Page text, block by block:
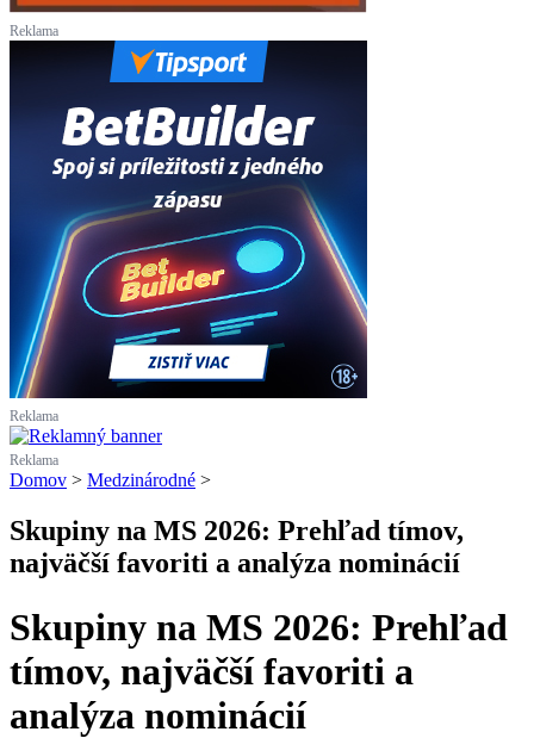
Reklama
Reklama
Reklama
Domov > Medzinárodné >
Skupiny na MS 2026: Prehľad tímov,
najväčší favoriti a analýza nominácií
Skupiny na MS 2026: Prehľad
tímov, najväčší favoriti a
analýza nominácií